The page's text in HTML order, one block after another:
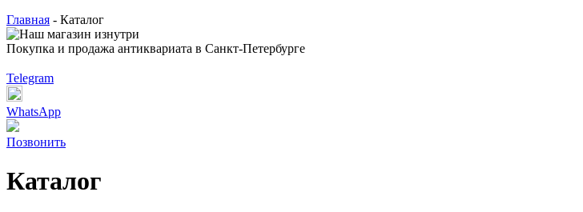
Главная - Каталог
Покупка и продажа антиквариата в Санкт-Петербурге
Telegram
WhatsApp
Позвонить
Каталог